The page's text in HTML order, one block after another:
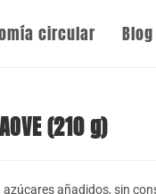
circular Blog
(210 g)
añadidos, sin